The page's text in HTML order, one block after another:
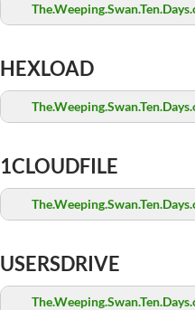
HEXLOAD
1CLOUDFILE
USERSDRIVE